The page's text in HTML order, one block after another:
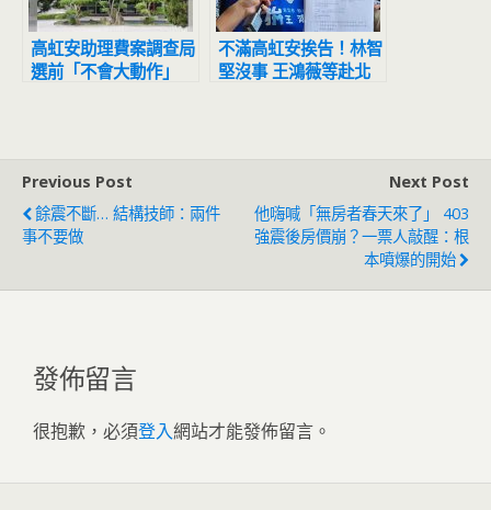
高虹安助理費案調查局
選前「不會大動作」
不滿高虹安挨告！林智
堅沒事 王鴻薇等赴北
Previous Post
餘震不斷… 結構技師：兩件
事不要做
Next Post
他嗨喊「無房者春天來了」 403
強震後房價崩？一票人敲醒：根
本噴爆的開始
發佈留言
很抱歉，必須登入網站才能發佈留言。